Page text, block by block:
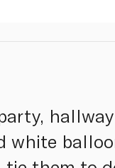
white